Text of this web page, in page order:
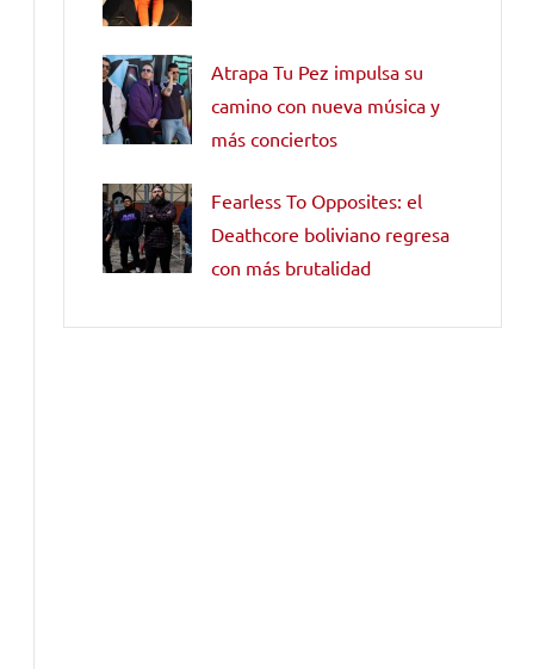
Atrapa Tu Pez impulsa su
camino con nueva música y
más conciertos
Fearless To Opposites: el
Deathcore boliviano regresa
con más brutalidad